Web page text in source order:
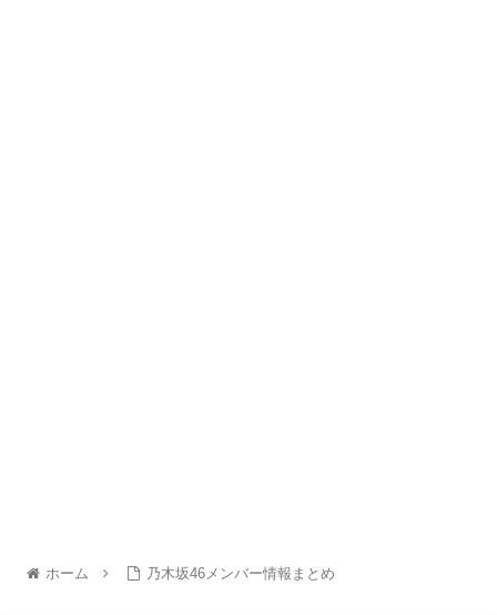
ホーム 乃木坂46メンバー情報まとめ